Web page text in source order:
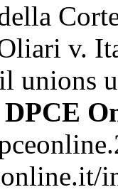
v.
unions
DPCE